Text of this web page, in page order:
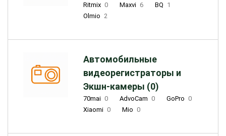
Ritmix 0 Maxvi 6 BQ 1
Olmio 2
Автомобильные
видеорегистраторы и
Экшн-камеры (0)
70mai 0 AdvoCam 0 GoPro 0
Xiaomi 0 Mio 0